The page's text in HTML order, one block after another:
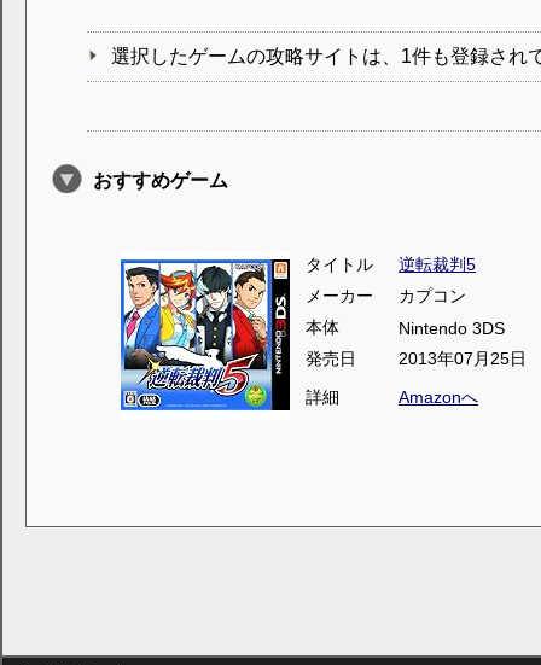
選択したゲームの攻略サイトは、1件も登録され
おすすめゲーム
タイトル
逆転裁判5
メーカー
カプコン
本体
Nintendo 3DS
発売日
2013年07月25日
詳細
Amazonへ